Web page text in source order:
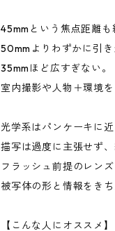
45mmという焦点距離も
50mmよりわずかに引き
35mmほど広すぎない。
室内撮影や人物＋環境
光学系はパンケーキに近
描写は過度に主張せず
フラッシュ前提のレンズ
被写体の形と情報をき
【こんな人にオススメ】